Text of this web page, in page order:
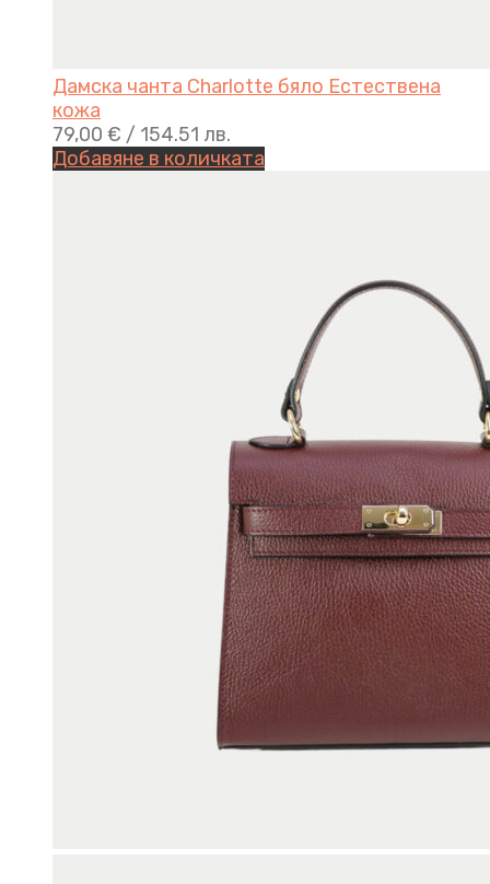
Дамска чанта Charlotte бяло Естествена
кожа
79,00 € / 154.51 лв.
Добавяне в количката